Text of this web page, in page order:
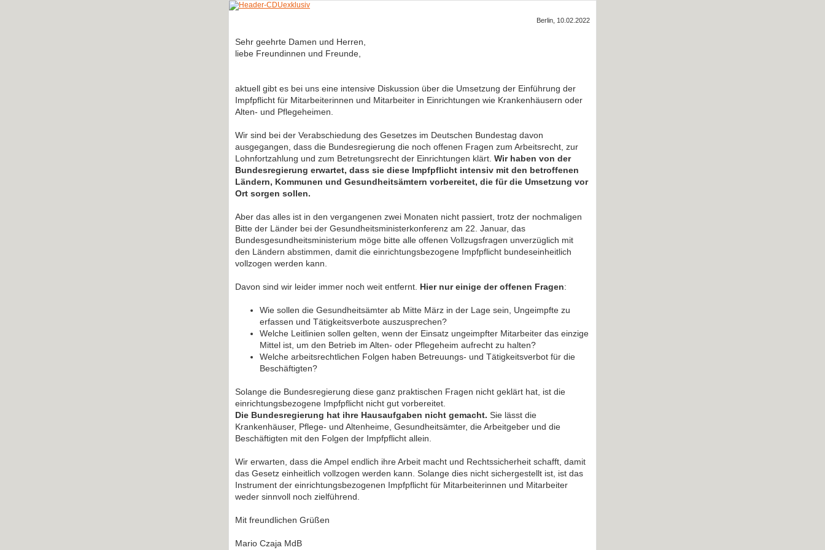
Berlin, 10.02.2022
Sehr geehrte Damen und Herren,
liebe Freundinnen und Freunde,
aktuell gibt es bei uns eine intensive Diskussion über die Umsetzung der Einführung der
Impfpflicht für Mitarbeiterinnen und Mitarbeiter in Einrichtungen wie Krankenhäusern oder
Alten- und Pflegeheimen.
Wir sind bei der Verabschiedung des Gesetzes im Deutschen Bundestag davon
ausgegangen, dass die Bundesregierung die noch offenen Fragen zum Arbeitsrecht, zur
Lohnfortzahlung und zum Betretungsrecht der Einrichtungen klärt. Wir haben von der
Bundesregierung erwartet, dass sie diese Impfpflicht intensiv mit den betroffenen
Ländern, Kommunen und Gesundheitsämtern vorbereitet, die für die Umsetzung vor
Ort sorgen sollen.
Aber das alles ist in den vergangenen zwei Monaten nicht passiert, trotz der nochmaligen
Bitte der Länder bei der Gesundheitsministerkonferenz am 22. Januar, das
Bundesgesundheitsministerium möge bitte alle offenen Vollzugsfragen unverzüglich mit
den Ländern abstimmen, damit die einrichtungsbezogene Impfpflicht bundeseinheitlich
vollzogen werden kann.
Davon sind wir leider immer noch weit entfernt. Hier nur einige der offenen Fragen:
Wie sollen die Gesundheitsämter ab Mitte März in der Lage sein, Ungeimpfte zu
erfassen und Tätigkeitsverbote auszusprechen?
Welche Leitlinien sollen gelten, wenn der Einsatz ungeimpfter Mitarbeiter das einzige
Mittel ist, um den Betrieb im Alten- oder Pflegeheim aufrecht zu halten?
Welche arbeitsrechtlichen Folgen haben Betreuungs- und Tätigkeitsverbot für die
Beschäftigten?
Solange die Bundesregierung diese ganz praktischen Fragen nicht geklärt hat, ist die
einrichtungsbezogene Impfpflicht nicht gut vorbereitet.
Die Bundesregierung hat ihre Hausaufgaben nicht gemacht. Sie lässt die
Krankenhäuser, Pflege- und Altenheime, Gesundheitsämter, die Arbeitgeber und die
Beschäftigten mit den Folgen der Impfpflicht allein.
Wir erwarten, dass die Ampel endlich ihre Arbeit macht und Rechtssicherheit schafft, damit
das Gesetz einheitlich vollzogen werden kann. Solange dies nicht sichergestellt ist, ist das
Instrument der einrichtungsbezogenen Impfpflicht für Mitarbeiterinnen und Mitarbeiter
weder sinnvoll noch zielführend.
Mit freundlichen Grüßen
Mario Czaja MdB